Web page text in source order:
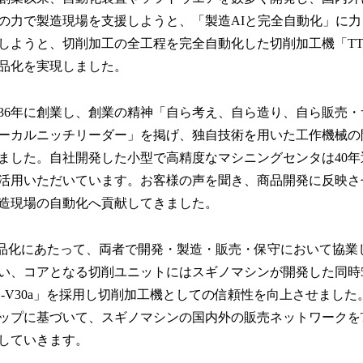
力で製造現場を支援しようと、「製造AIと完全自動化」に
ようと、切削加工の全工程を完全自動化した切削加工機「
化を実現しました。
年に創業し、創業の精神「自ら考え、自ら造り、自ら販売
カルニッチリーダー」を掲げ、独自技術を用いた工作機械
した。自社開発した小型で高精度なマシニングセンタは40
用いただいています。お客様の声を聞き、商品開発に反映
現場の自動化へ貢献してきました。
化にあたって、両者で開発・製造・販売・保守において協
、コアとなる切削ユニットにはスギノマシンが開発した同
V30a」を採用し切削加工機としての信頼性を向上させました
プに基づいて、スギノマシンの国内外の販売ネットワーク
ていきます。